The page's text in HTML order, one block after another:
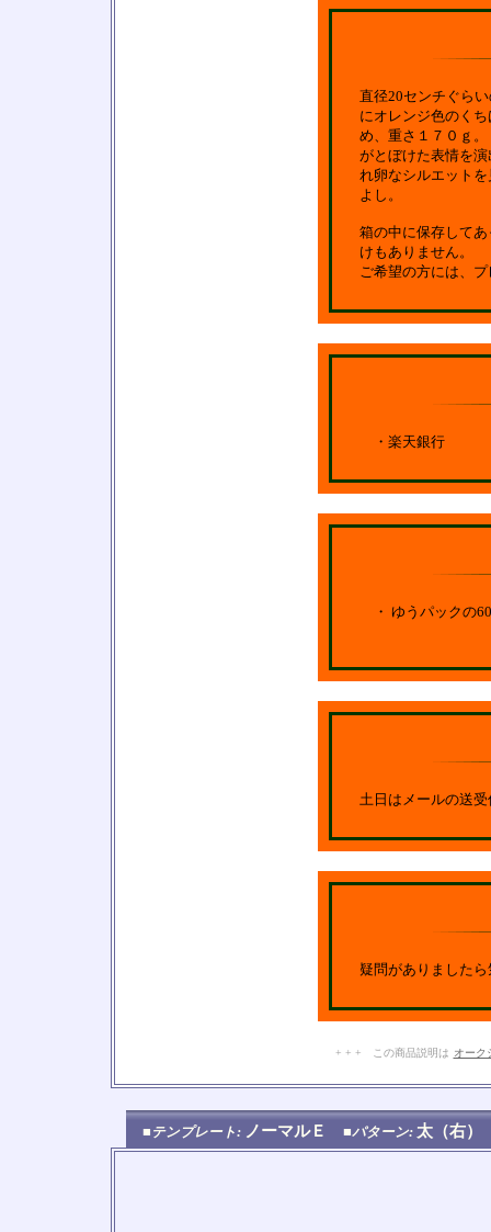
直径20センチぐら
にオレンジ色のく
め、重さ１７０ｇ
がとぼけた表情を
れ卵なシルエット
よし。
箱の中に保存して
けもありません。
ご希望の方には、
・楽天銀行
・ ゆうパックの
土日はメールの送
疑問がありました
+ + + この商品説明は オーク
■テンプレート: ノーマルＥ ■パターン: 太（右